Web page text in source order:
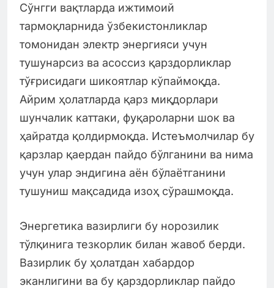
Сўнгги вақтларда ижтимоий
тармоқларнида ўзбекистонликлар
томонидан электр энергияси учун
тушунарсиз ва асоссиз қарздорликлар
тўғрисидаги шикоятлар кўпаймоқда.
Айрим ҳолатларда қарз миқдорлари
шунчалик каттаки, фуқароларни шок ва
ҳайратда қолдирмоқда. Истеъмолчилар бу
қарзлар қаердан пайдо бўлганини ва нима
учун улар эндигина аён бўлаётганини
тушуниш мақсадида изоҳ сўрашмоқда.
Энергетика вазирлиги бу норозилик
тўлқинига тезкорлик билан жавоб берди.
Вазирлик бу ҳолатдан хабардор
эканлигини ва бу қарздорликлар пайдо